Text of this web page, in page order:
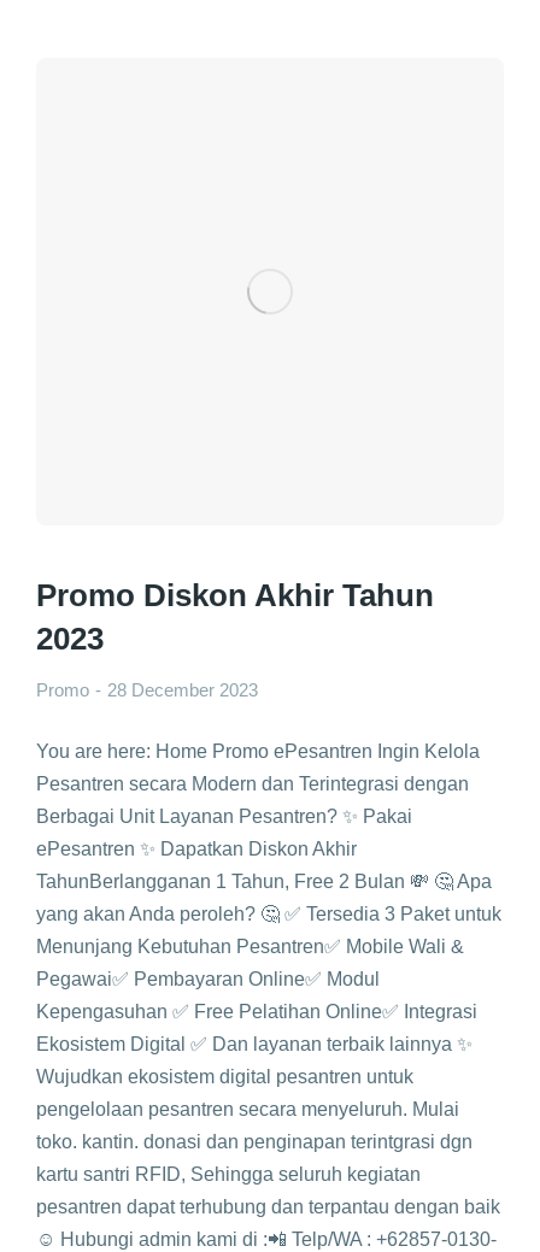
Promo Diskon Akhir Tahun
2023
Promo 28 December 2023
You are here: Home Promo ePesantren Ingin Kelola
Pesantren secara Modern dan Terintegrasi dengan
Berbagai Unit Layanan Pesantren? ✨ Pakai
ePesantren ✨ Dapatkan Diskon Akhir
TahunBerlangganan 1 Tahun, Free 2 Bulan 💸 🤔 Apa
yang akan Anda peroleh? 🤔 ✅ Tersedia 3 Paket untuk
Menunjang Kebutuhan Pesantren✅ Mobile Wali &
Pegawai✅ Pembayaran Online✅ Modul
Kepengasuhan ✅ Free Pelatihan Online✅ Integrasi
Ekosistem Digital ✅ Dan layanan terbaik lainnya ✨
Wujudkan ekosistem digital pesantren untuk
pengelolaan pesantren secara menyeluruh. Mulai
toko. kantin. donasi dan penginapan terintgrasi dgn
kartu santri RFID, Sehingga seluruh kegiatan
pesantren dapat terhubung dan terpantau dengan baik
☺ Hubungi admin kami di :📲 Telp/WA : +62857-0130-